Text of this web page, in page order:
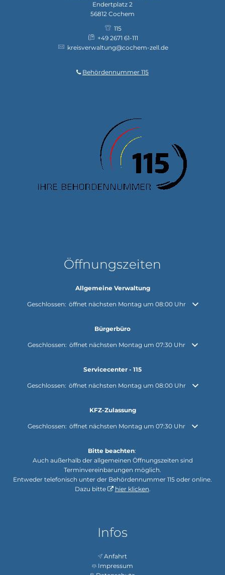
Endertplatz 2
56812 Cochem
115
+49 2671 61-111
kreisverwaltung@cochem-zell.de
Behördennummer 115
Öffnungszeiten
Allgemeine Verwaltung
Klicken, um weitere Öffnungs- oder Schließzeiten auszublenden
Geschlossen: öffnet nächsten Montag um 08:00 Uhr
Bürgerbüro
Klicken, um weitere Öffnungs- oder Schließzeiten auszublenden
Geschlossen: öffnet nächsten Montag um 07:30 Uhr
Servicecenter - 115
Klicken, um weitere Öffnungs- oder Schließzeiten auszublenden
Geschlossen: öffnet nächsten Montag um 08:00 Uhr
KFZ-Zulassung
Klicken, um weitere Öffnungs- oder Schließzeiten auszublenden
Geschlossen: öffnet nächsten Montag um 07:30 Uhr
Bitte beachten:
Auch außerhalb der allgemeinen Öffnungszeiten sind
Terminvereinbarungen möglich.
Entweder telefonisch unter der Behördennummer 115 oder online.
Dazu bitte
hier klicken.
Infos
Anfahrt
Impressum